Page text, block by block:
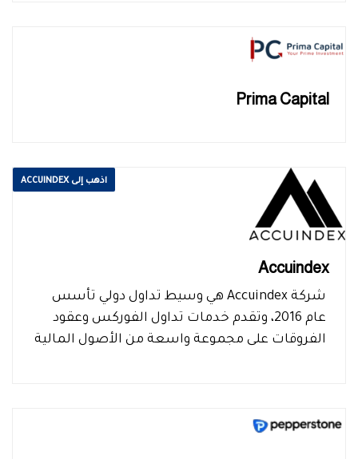
Prima Capital
اذهب إلى ACCUINDEX
Accuindex
شركة Accuindex هي وسيط تداول دولي تأسس
عام 2016، وتقدم خدمات تداول الفوركس وعقود
الفروقات على مجموعة واسعة من الأصول المالية